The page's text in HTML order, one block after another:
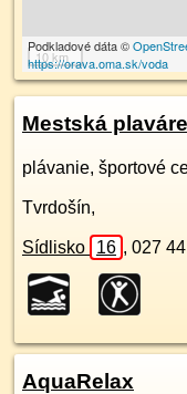
10 km
Podkladové dáta ©
https://orava.oma.sk/voda
Mestská
plávanie, športové
Tvrdošín,
Sídlisko 16 , 027 44
AquaRelax